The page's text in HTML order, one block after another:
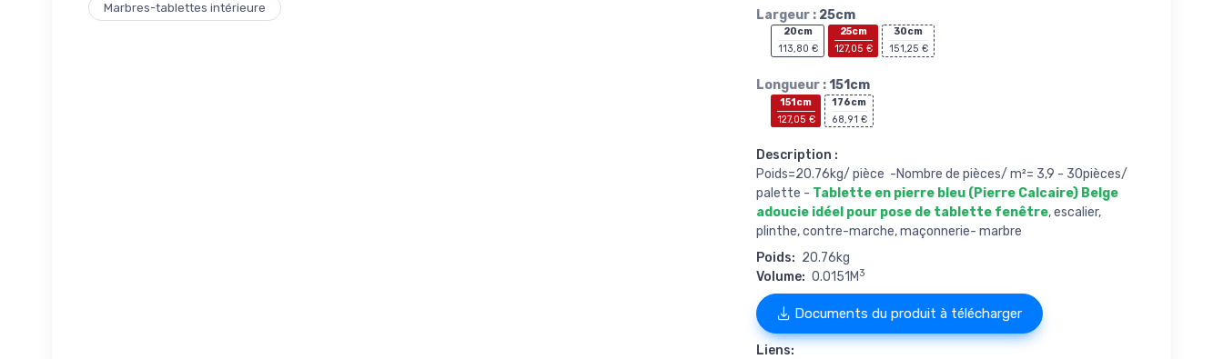
Marbres-tablettes intérieure Largeur : 25cm
20cm
113,80 €
25cm
127,05 €
30cm
151,25 €
Longueur :151cm
151cm
127,05 €
176cm
68,91 €
Description :
Poids=20.76kg/ pièce -Nombre de pièces/ m²= 3,9 - 30pièces/
palette - Tablette en pierre bleu (Pierre Calcaire) Belge
adoucie idéel pour pose de tablette fenêtre, escalier,
plinthe, contre-marche, maçonnerie- marbre
Poids: 20.76kg
Volume: 0.0151M3
Documents du produit à télécharger
Liens: